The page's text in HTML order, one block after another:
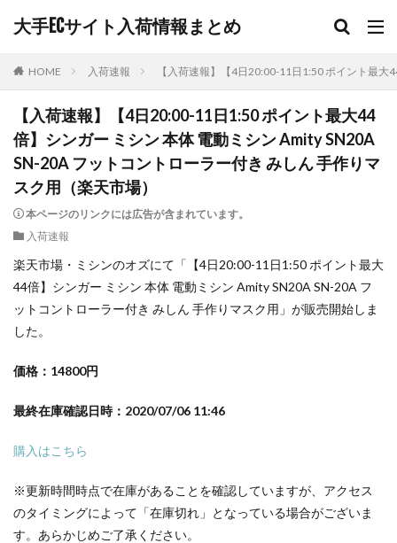
大手ECサイト入荷情報まとめ
HOME 入荷速報 【入荷速報】【4日20:00-11日1:50 ポイント最
【入荷速報】【4日20:00-11日1:50 ポイント最大44
倍】シンガー ミシン 本体 電動ミシン Amity SN20A
SN-20A フットコントローラー付き みしん 手作りマ
スク用（楽天市場）
本ページのリンクには広告が含まれています。
入荷速報
楽天市場・ミシンのオズにて「【4日20:00-11日1:50 ポイント最大
44倍】シンガー ミシン 本体 電動ミシン Amity SN20A SN-20A フ
ットコントローラー付き みしん 手作りマスク用」が販売開始しま
した。
価格：14800円
最終在庫確認日時：2020/07/06 11:46
購入はこちら
※更新時間時点で在庫があることを確認していますが、アクセス
のタイミングによって「在庫切れ」となっている場合がございま
す。あらかじめご了承ください。